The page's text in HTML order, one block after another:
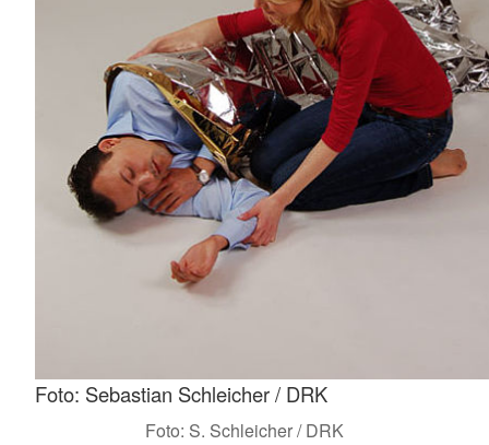
Foto: Sebastian Schleicher / DRK
Foto: S. Schleicher / DRK